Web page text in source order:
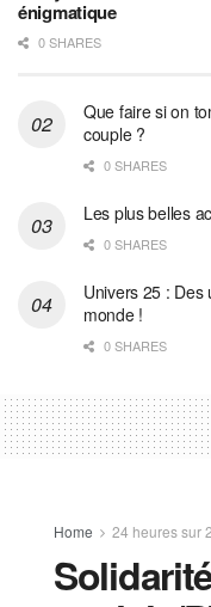
énigmatique
0 SHARES
Que faire si on
couple ?
0 SHARES
Les plus belles
0 SHARES
Univers 25 : Des
monde !
0 SHARES
Home 24 heures sur